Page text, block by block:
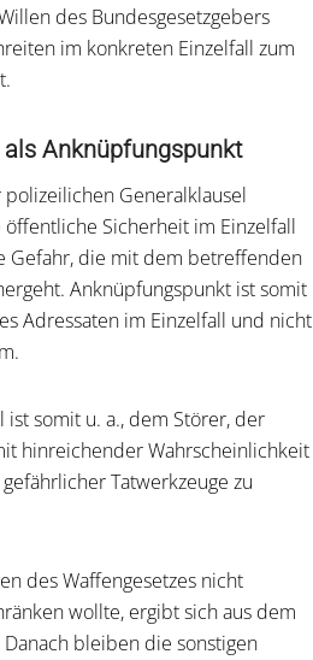
des Bundesgesetzgebers
im konkreten Einzelfall zum
Anknüpfungspunkt
Generalklausel
Sicherheit im Einzelfall
Gefahr, die mit dem betreffenden
Anknüpfungspunkt ist somit
Adressaten im Einzelfall und nicht
somit u. a., dem Störer, der
hinreichender Wahrscheinlichkeit
Tatwerkzeuge zu
des Waffengesetzes nicht
wollte, ergibt sich aus dem
Danach bleiben die sonstigen